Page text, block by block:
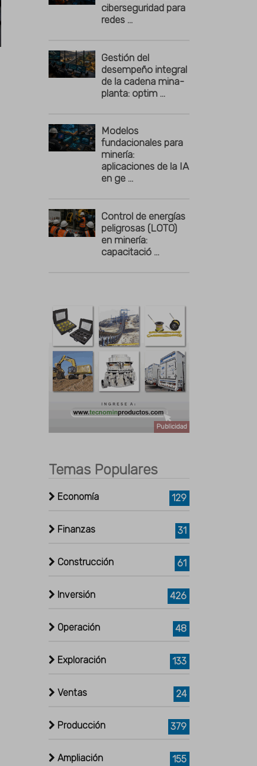
ciberseguridad para
redes ...
Gestión del
desempeño integral
de la cadena mina-
planta: optim ...
Modelos
fundacionales para
minería:
aplicaciones de la IA
en ge ...
Control de energías
peligrosas (LOTO)
en minería:
capacitació ...
Publicidad
Temas Populares
Economía 129
Finanzas 31
Construcción 61
Inversión 426
Operación 48
Exploración 133
Ventas 24
Producción 379
Ampliación 155